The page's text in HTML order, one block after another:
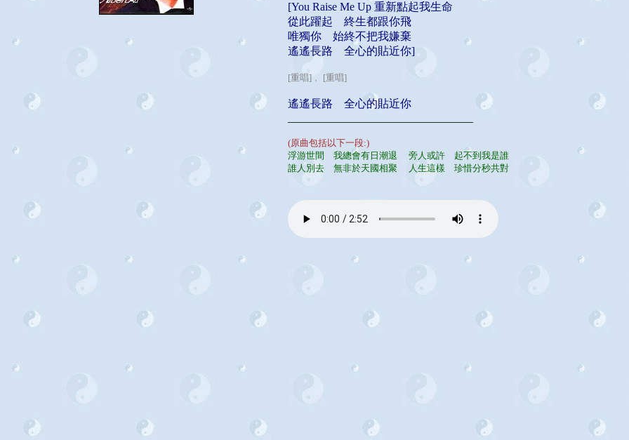
[You Raise Me Up 重新點起我生命
從此躍起 終生都跟你飛
唯獨你 始終不把我嫌棄
遙遙長路 全心的貼近你]
[重唱]﹐ [重唱]
遙遙長路 全心的貼近你
(原曲包括以下一段:)
浮游世間 我總會有日潮退 旁人或許 起不到我是誰
誰人別去 無非於天國相聚 人生這樣 珍惜分秒共對